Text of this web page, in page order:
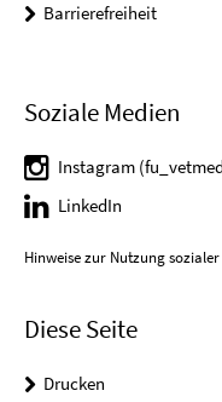
Barrierefreiheit
Soziale Medien
Instagram
LinkedIn
Hinweise zur Nutzung
Diese Seite
Drucken